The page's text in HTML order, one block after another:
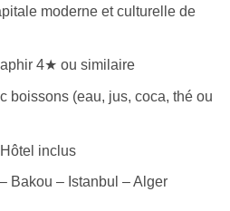
moderne et culturelle de
4★ ou similaire
boissons (eau, jus, coca, thé ou
inclus
Bakou – Istanbul – Alger